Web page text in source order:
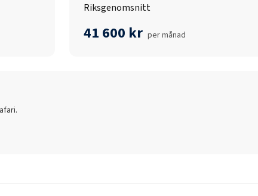
Riksgenomsnitt
41 600 kr per månad